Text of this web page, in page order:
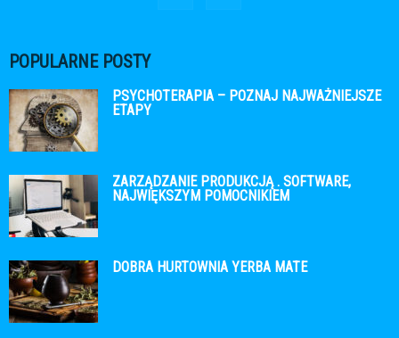
POPULARNE POSTY
PSYCHOTERAPIA – POZNAJ NAJWAŻNIEJSZE
ETAPY
ZARZĄDZANIE PRODUKCJĄ . SOFTWARE,
NAJWIĘKSZYM POMOCNIKIEM
DOBRA HURTOWNIA YERBA MATE